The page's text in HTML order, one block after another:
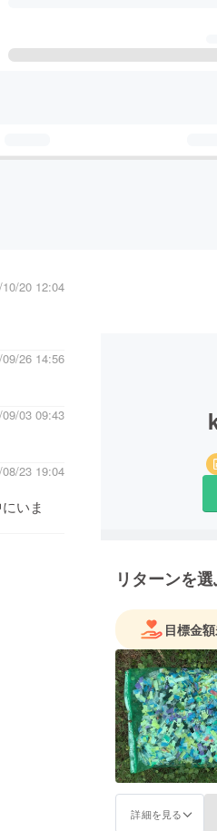
20 12:04
26 14:56
03 09:43
23 19:04
いま
持ちが
リターンを
目標金
詳細を見る